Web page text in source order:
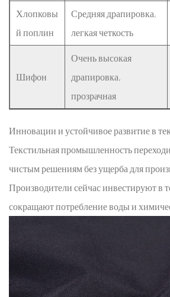
Хлопковы
й поплин
Средняя драпировка,
легкая четкость
Шифон
Очень высокая
драпировка,
прозрачная
Инновации и устойчивое развитие в
Текстильная промышленность
чистым решениям без ущерба для
Производители сейчас инвестируют в
сокращают потребление воды и